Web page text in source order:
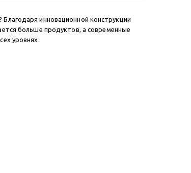
инновационной конструкции
больше продуктов, а современные
уровнях.